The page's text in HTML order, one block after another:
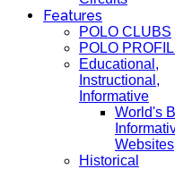
Features
POLO CLUBS
POLO
Educational,
Instructional,
Informative
World's
Websites
Historical